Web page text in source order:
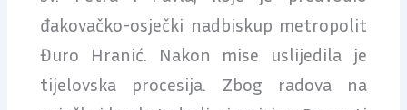
đakovačko-osječki nadbiskup metropolit
Đuro Hranić. Nakon mise uslijedila je
tijelovska procesija. Zbog radova na